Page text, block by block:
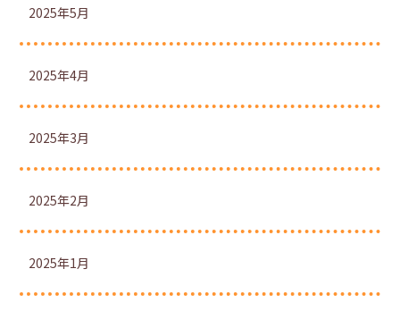
2025年5月
2025年4月
2025年3月
2025年2月
2025年1月